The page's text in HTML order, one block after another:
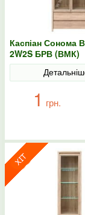
Каспіан Сонома
2W2S БРВ (ВМК)
1 грн.